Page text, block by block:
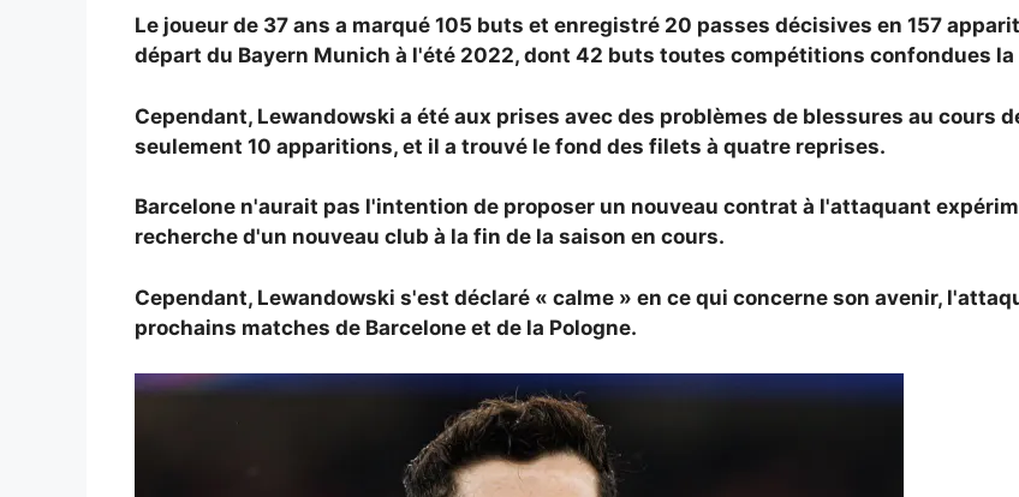
Le joueur de 37 ans a marqué 105 buts et enregistré 20 passes décisives en 157
départ du Bayern Munich à l'été 2022, dont 42 buts toutes compétitions confondues la
Cependant, Lewandowski a été aux prises avec des problèmes de blessures au cours
seulement 10 apparitions, et il a trouvé le fond des filets à quatre reprises.
Barcelone n'aurait pas l'intention de proposer un nouveau contrat à l'attaquant
recherche d'un nouveau club à la fin de la saison en cours.
Cependant, Lewandowski s'est déclaré « calme » en ce qui concerne son avenir,
prochains matches de Barcelone et de la Pologne.